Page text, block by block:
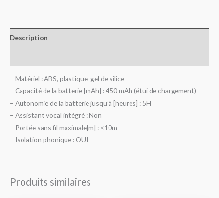
Description
– Matériel : ABS, plastique, gel de silice
– Capacité de la batterie [mAh] : 450 mAh (étui de chargement)
– Autonomie de la batterie jusqu’à [heures] : 5H
– Assistant vocal intégré : Non
– Portée sans fil maximale[m] : <10m
– Isolation phonique : OUI
Produits similaires